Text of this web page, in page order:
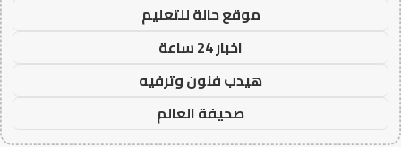
موقع حالة للتعليم
اخبار 24 ساعة
هيدب فنون وترفيه
صحيفة العالم